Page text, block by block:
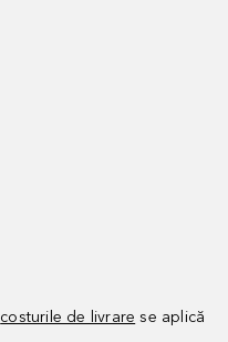
costurile de livrare se aplică